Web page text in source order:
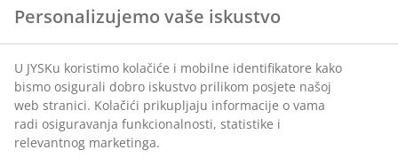
Buket umjetnog cvijeća sa mješavinom šarenog,
realističnog poljskog cvijeća. Uživajte u izgledu svježeg
cvijeća tokom cijele godine bez potrebe za
održavanjem. Dizajn pruža dugotrajan dekorativni
dodir inspirisan prirodom. V60 cm
Personalizujemo vaše iskustvo
U JYSKu koristimo kolačiće i mobilne identifikatore kako
bismo osigurali dobro iskustvo prilikom posjete našoj
web stranici. Kolačići prikupljaju informacije o vama
radi osiguravanja funkcionalnosti, statistike i
relevantnog marketinga.